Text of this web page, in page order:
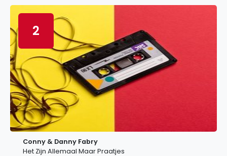
2
Conny & Danny Fabry
Het Zijn Allemaal Maar Praatjes